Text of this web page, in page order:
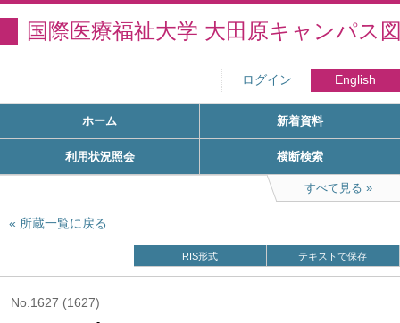
国際医療福祉大学 大田原キャンパス
ログイン English
ホーム 新着資料
利用状況照会 横断検索
すべて見る
所蔵一覧に戻る
RIS形式 テキストで保存
No.1627 (1627)